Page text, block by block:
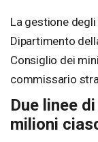
La gestione
Dipartimento
Consiglio dei
commissario
Due linee
milioni